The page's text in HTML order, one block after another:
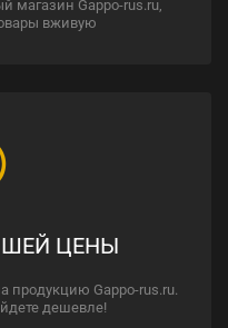
магазин Gappo-rus.ru,
вживую
ЦЕНЫ
продукцию Gappo-rus.ru.
дешевле!